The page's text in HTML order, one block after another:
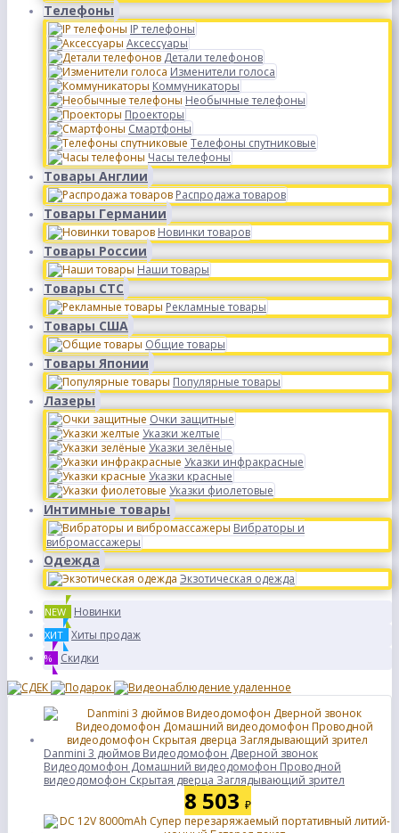
Телефоны
IP телефоны
Аксессуары
Детали телефонов
Изменители голоса
Коммуникаторы
Необычные телефоны
Проекторы
Смартфоны
Телефоны спутниковые
Часы телефоны
Товары Англии
Распродажа товаров
Товары Германии
Новинки товаров
Товары России
Наши товары
Товары СТС
Рекламные товары
Товары США
Общие товары
Товары Японии
Популярные товары
Лазеры
Очки защитные
Указки желтые
Указки зелёные
Указки инфракрасные
Указки красные
Указки фиолетовые
Интимные товары
Вибраторы и
вибромассажеры
Одежда
Экзотическая одежда
NEW Новинки
ХИТ Хиты продаж
% Скидки
Danmini 3 дюймов Видеодомофон Дверной звонок
Видеодомофон Домашний видеодомофон Проводной
видеодомофон Скрытая дверца Заглядывающий зрител
8 503 ₽